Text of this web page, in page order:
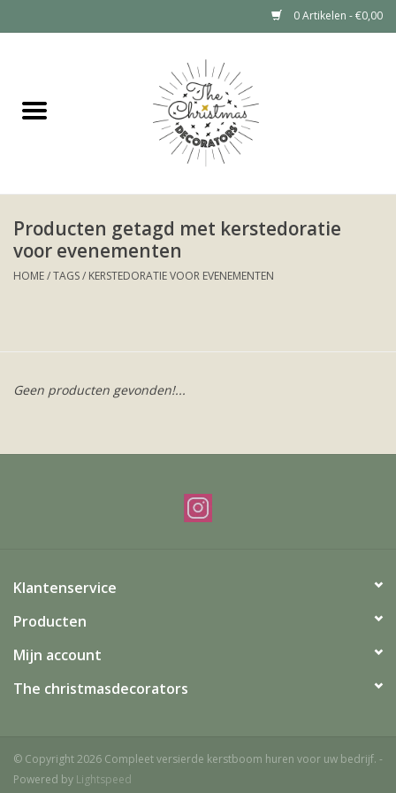
0 Artikelen - €0,00
Grote kerstboom huren (tot 6
Kerstboom huren
Portfolio
Producten getagd met kerstedoratie
voor evenementen
HOME/TAGS/ KERSTEDORATIE VOOR EVENEMENTEN
Geen producten gevonden!...
Klantenservice
Producten
Mijn account
The christmasdecorators
© Copyright 2026 Compleet versierde kerstboom huren voor uw bedrijf. -
Powered by Lightspeed